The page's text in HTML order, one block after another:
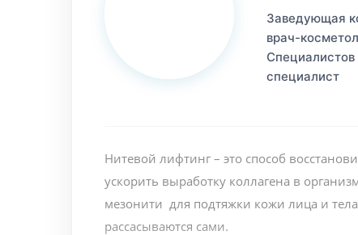
Заведующая
врач-
специалист
Нитевой лифтинг – это способ
ускорить выработку коллагена в
мезонити для подтяжки кожи лица и
рассасываются сами.